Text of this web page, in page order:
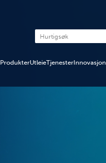
ProdukterUtleieTjenesterInnovasjon